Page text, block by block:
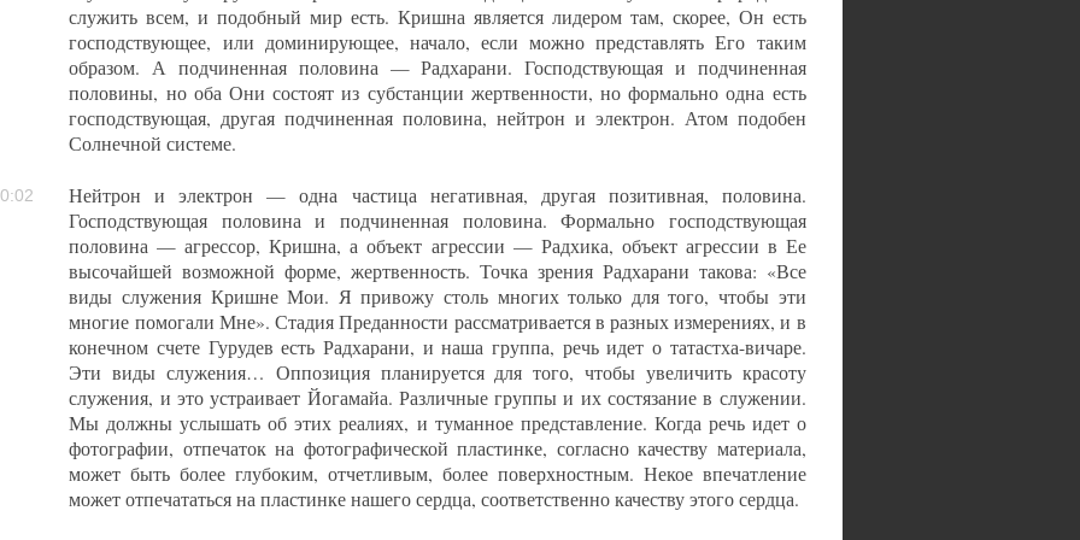
служить всем, и подобный мир есть. Кришна является лидером там, скорее, Он есть
господствующее, или доминирующее, начало, если можно представлять Его таким
образом. А подчиненная половина — Радхарани. Господствующая и подчиненная
половины, но оба Они состоят из субстанции жертвенности, но формально одна есть
господствующая, другая подчиненная половина, нейтрон и электрон. Атом подобен
Солнечной системе.
Нейтрон и электрон — одна частица негативная, другая позитивная, половина.
Господствующая половина и подчиненная половина. Формально господствующая
половина — агрессор, Кришна, а объект агрессии — Радхика, объект агрессии в Ее
высочайшей возможной форме, жертвенность. Точка зрения Радхарани такова: «Все
виды служения Кришне Мои. Я привожу столь многих только для того, чтобы эти
многие помогали Мне». Стадия Преданности рассматривается в разных измерениях, и в
конечном счете Гурудев есть Радхарани, и наша группа, речь идет о татастха-вичаре.
Эти виды служения… Оппозиция планируется для того, чтобы увеличить красоту
служения, и это устраивает Йогамайа. Различные группы и их состязание в служении.
Мы должны услышать об этих реалиях, и туманное представление. Когда речь идет о
фотографии, отпечаток на фотографической пластинке, согласно качеству материала,
может быть более глубоким, отчетливым, более поверхностным. Некое впечатление
может отпечататься на пластинке нашего сердца, соответственно качеству этого сердца.